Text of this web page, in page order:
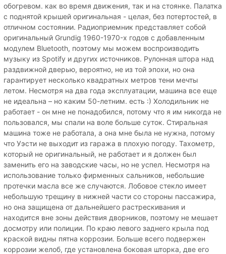
обогревом. как во время движения, так и на стоянке. Палатка
с поднятой крышей оригинальная - целая, без потертостей, в
отличном состоянии. Радиоприемник представляет собой
оригинальный Grundig 1960-1970-х годов с добавленным
модулем Bluetooth, поэтому мы можем воспроизводить
музыку из Spotify и других источников. Рулонная штора над
раздвижной дверью, вероятно, не из той эпохи, но она
гарантирует несколько квадратных метров тени мечты
летом. Несмотря на два года эксплуатации, машина все еще
не идеальна – но каким 50-летним. есть :) Холодильник не
работает - он мне не понадобился, потому что я им никогда не
пользовался, мы спали на воле больше суток. Стиральная
машина тоже не работала, а она мне была не нужна, потому
что Уэсти не выходит из гаража в плохую погоду. Тахометр,
который не оригинальный, не работает и я должен был
заменить его на заводские часы, но не успел. Несмотря на
использование только фирменных сальников, небольшие
протечки масла все же случаются. Лобовое стекло имеет
небольшую трещину в нижней части со стороны пассажира,
но она защищена от дальнейшего растрескивания и
находится вне зоны действия дворников, поэтому не мешает
досмотру или полиции. По краю левого заднего крыла под
краской видны пятна коррозии. Больше всего подвержен
коррозии желоб, где установлена ​​боковая шторка, две его